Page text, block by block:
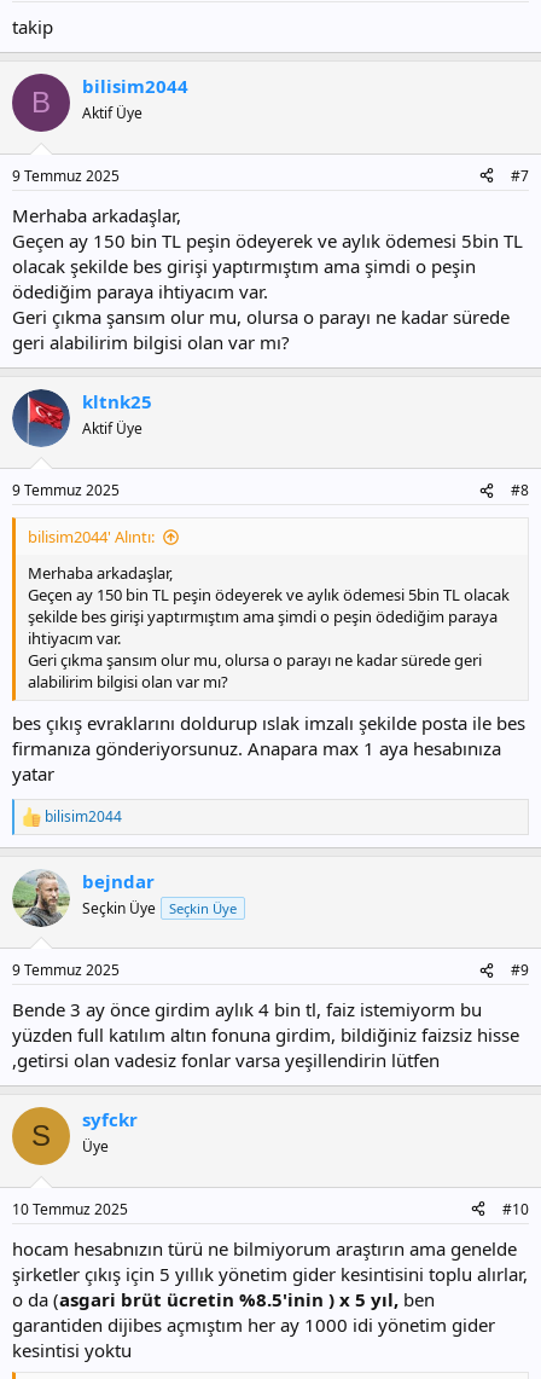
takip
B bilisim2044
Aktif Üye
9 Temmuz 2025 #7
Merhaba arkadaşlar,
Geçen ay 150 bin TL peşin ödeyerek ve aylık ödemesi 5bin TL
olacak şekilde bes girişi yaptırmıştım ama şimdi o peşin
ödediğim paraya ihtiyacım var.
Geri çıkma şansım olur mu, olursa o parayı ne kadar sürede
geri alabilirim bilgisi olan var mı?
kltnk25
Aktif Üye
9 Temmuz 2025 #8
bilisim2044' Alıntı:
Merhaba arkadaşlar,
Geçen ay 150 bin TL peşin ödeyerek ve aylık ödemesi 5bin TL olacak
şekilde bes girişi yaptırmıştım ama şimdi o peşin ödediğim paraya
ihtiyacım var.
Geri çıkma şansım olur mu, olursa o parayı ne kadar sürede geri
alabilirim bilgisi olan var mı?
bes çıkış evraklarını doldurup ıslak imzalı şekilde posta ile bes
firmanıza gönderiyorsunuz. Anapara max 1 aya hesabınıza
yatar
T
e
k
i
l
bilisim2044
bejndar
Seçkin Üye Seçkin Üye
9 Temmuz 2025 #9
Bende 3 ay önce girdim aylık 4 bin tl, faiz istemiyorm bu
yüzden full katılım altın fonuna girdim, bildiğiniz faizsiz hisse
,getirsi olan vadesiz fonlar varsa yeşillendirin lütfen
S syfckr
Üye
10 Temmuz 2025 #10
hocam hesabnızın türü ne bilmiyorum araştırın ama genelde
şirketler çıkış için 5 yıllık yönetim gider kesintisini toplu alırlar,
o da (asgari brüt ücretin %8.5'inin ) x 5 yıl, ben
garantiden dijibes açmıştım her ay 1000 idi yönetim gider
kesintisi yoktu